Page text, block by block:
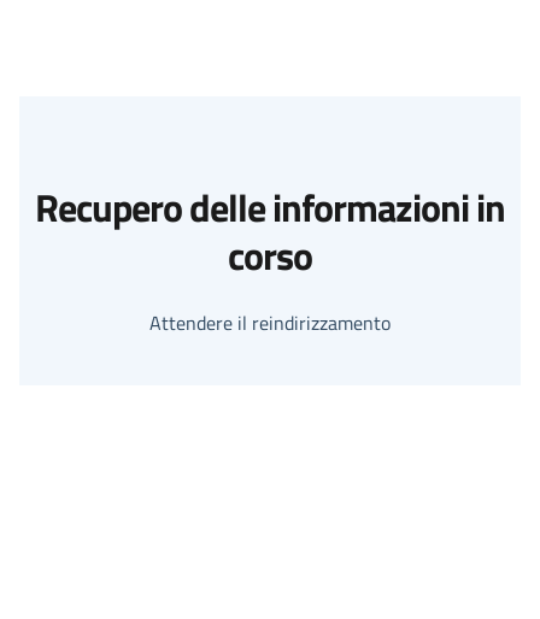
Recupero delle informazioni in
corso
Attendere il reindirizzamento